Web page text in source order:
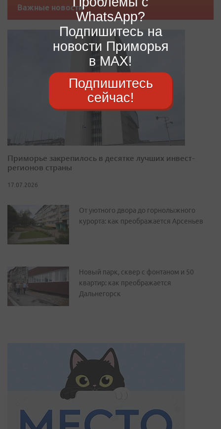
Важные новости
Приморье закрепилось в десятке лучших инвест-
регионов страны
17.07.2026
От уютного двора до горнолыжного
курорта: как преображается Арсеньев
Новый парк, сквер с фонтаном и 50
квартир: как преображается
Дальнегорск
WhatsApp?
Подпишитесь на
новости Приморья
в MAX!
Подпишитесь
сейчас!